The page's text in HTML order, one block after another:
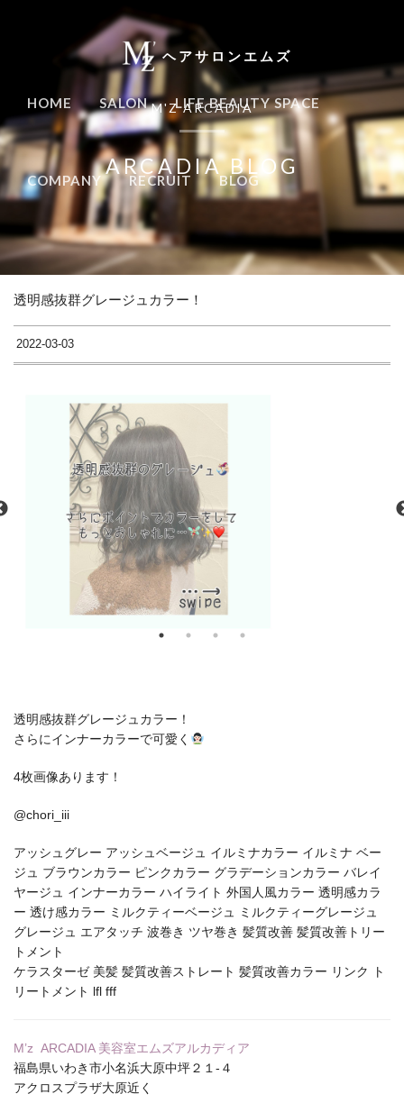
ヘアサロンエムズ
HOME SALON LIFE BEAUTY SPACE
COMPANY RECRUIT BLOG
M'Z ARCADIA
ARCADIA BLOG
透明感抜群グレージュカラー！
2022-03-03
透明感抜群グレージュカラー！
さらにインナーカラーで可愛く
4枚画像あります！
@chori_iii
アッシュグレー アッシュベージュ イルミナカラー イルミナ ベー
ジュ ブラウンカラー ピンクカラー グラデーションカラー バレイ
ヤージュ インナーカラー ハイライト 外国人風カラー 透明感カラ
ー 透け感カラー ミルクティーベージュ ミルクティーグレージュ
グレージュ エアタッチ 波巻き ツヤ巻き 髪質改善 髪質改善トリー
トメント
ケラスターゼ 美髪 髪質改善ストレート 髪質改善カラー リンク ト
リートメント lfl fff
M’z ARCADIA 美容室エムズアルカディア
福島県いわき市小名浜大原中坪２１‐４
アクロスプラザ大原近く